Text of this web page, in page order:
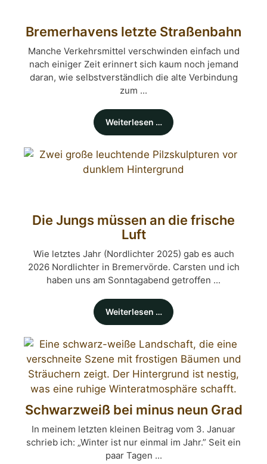
Bremerhavens letzte Straßenbahn
Manche Verkehrsmittel verschwinden einfach und
nach einiger Zeit erinnert sich kaum noch jemand
daran, wie selbstverständlich die alte Verbindung
zum ...
Weiterlesen …
Die Jungs müssen an die frische
Luft
Wie letztes Jahr (Nordlichter 2025) gab es auch
2026 Nordlichter in Bremervörde. Carsten und ich
haben uns am Sonntagabend getroffen ...
Weiterlesen …
Schwarzweiß bei minus neun Grad
In meinem letzten kleinen Beitrag vom 3. Januar
schrieb ich: „Winter ist nur einmal im Jahr.” Seit ein
paar Tagen ...